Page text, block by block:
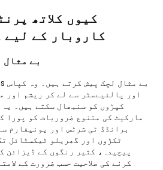
کیوں کلاتھ
کاروبار کے لیے
بے
s بے مثال لچک پیش کرتے ہیں۔ وہ کپاس
اور پالئیےسٹر سے لے کر ریشم اور
کپڑوں کو سنبھال سکتے ہیں۔
مارکیٹ کی متنوع ضروریات کو پورا
برانڈڈ ٹی شرٹس اور یونیفارم
ٹکڑوں اور گھریلو ٹیکسٹائل
پیچیدہ، کثیر رنگوں کے ڈیزائن
کرنے کی صلاحیت حسب ضرورت کے